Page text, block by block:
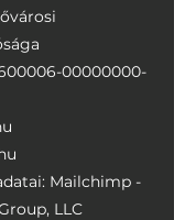
00000000-
Mailchimp -
LLC